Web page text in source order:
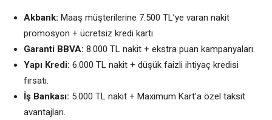
Akbank: Maaş müşterilerine 7.500 TL’ye varan nakit
promosyon + ücretsiz kredi kartı.
Garanti BBVA: 8.000 TL nakit + ekstra puan kampanyaları.
Yapı Kredi: 6.000 TL nakit + düşük faizli ihtiyaç kredisi
fırsatı.
İş Bankası: 5.000 TL nakit + Maximum Kart’a özel taksit
avantajları.